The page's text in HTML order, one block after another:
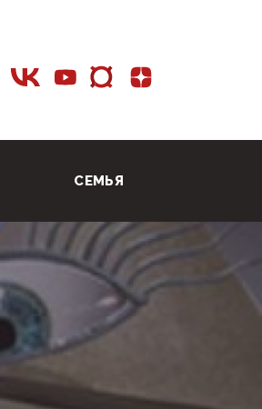
СЕМЬЯ